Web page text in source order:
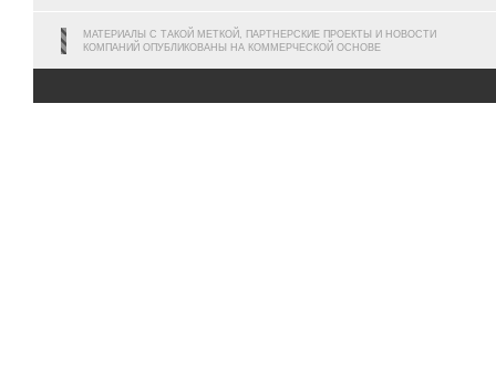
МАТЕРИАЛЫ С ТАКОЙ МЕТКОЙ, ПАРТНЕРСКИЕ ПРОЕКТЫ И НОВОСТИ
КОМПАНИЙ ОПУБЛИКОВАНЫ НА КОММЕРЧЕСКОЙ ОСНОВЕ